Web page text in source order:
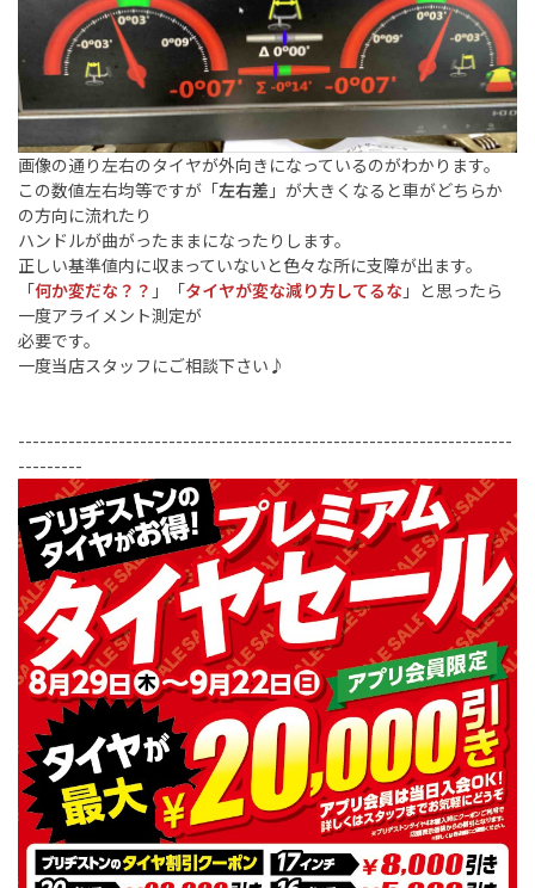
画像の通り左右のタイヤが外向きになっているのがわかります。
この数値左右均等ですが「左右差 」が大きくなると車がどちらか
の方向に流れたり
ハンドルが曲がったままになったりします。
正しい基準値内に収まっていないと色々な所に支障が出ます。
「何か変だな？？ 」「タイヤが変な減り方してるな 」と思ったら
一度アライメント測定が
必要です。
一度当店スタッフにご相談下さい♪
---------------------------------------------------------------------
---------